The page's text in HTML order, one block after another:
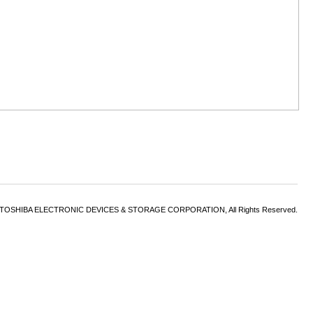
ELECTRONIC DEVICES & STORAGE CORPORATION, All Rights Reserved.